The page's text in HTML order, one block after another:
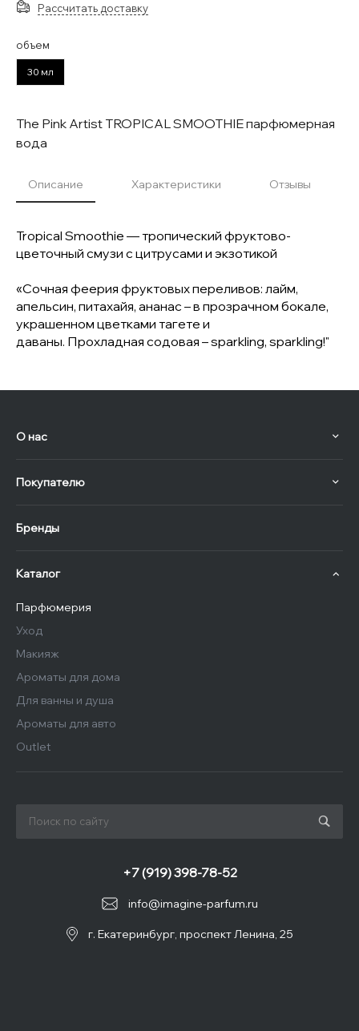
Рассчитать доставку
объем
30 мл
The Pink Artist TROPICAL SMOOTHIE парфюмерная
вода
Описание Характеристики Отзывы
Tropical Smoothie — тропический фруктово-
цветочный смузи с цитрусами и экзотикой
«Сочная феерия фруктовых переливов: лайм,
апельсин, питахайя, ананас – в прозрачном бокале,
украшенном цветками тагете и
даваны. Прохладная содовая – sparkling, sparkling!"
О нас
Покупателю
Бренды
Каталог
Парфюмерия
Уход
Макияж
Ароматы для дома
Для ванны и душа
Ароматы для авто
Outlet
info@imagine-parfum.ru
+7 (919) 398-78-52
г. Екатеринбург, проспект Ленина, 25